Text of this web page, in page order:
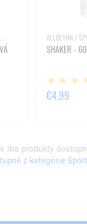
SHAKER -
€4,99
iba produkty
z kategórie